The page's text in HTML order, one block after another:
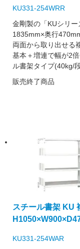
KU331-254WRR
金剛製の「KUシリ
1835mm×奥行
両面から取り出せる
基本＋増連で幅が2
ル書架タイプ(40kg/
販売終了商品
スチール書架 KU
KU331-254WAR